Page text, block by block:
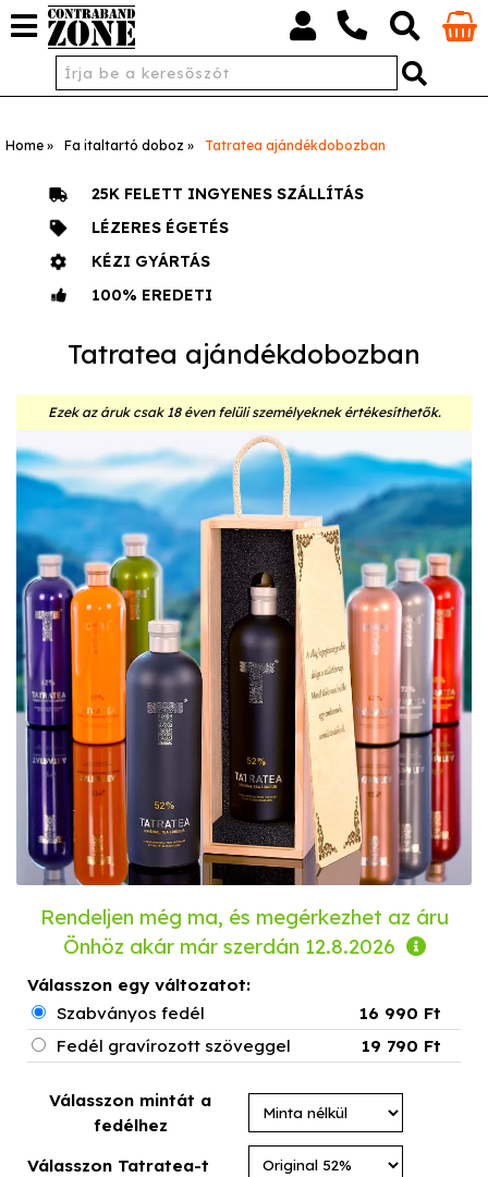
Home Fa italtartó doboz Tatratea ajándékdobozban
25K FELETT INGYENES SZÁLLÍTÁS
LÉZERES ÉGETÉS
KÉZI GYÁRTÁS
100% EREDETI
Tatratea ajándékdobozban
Ezek az áruk csak 18 éven felüli személyeknek értékesíthetők.
Rendeljen még ma, és megérkezhet az áru
Önhöz akár már szerdán 12.8.2026
Válasszon egy változatot:
Szabványos fedél
16 990 Ft
Fedél gravírozott szöveggel
19 790 Ft
Válasszon mintát a
fedélhez
Válasszon Tatratea-t